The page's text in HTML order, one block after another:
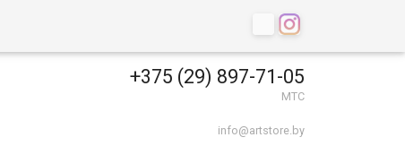
+375 (29) 897-71-05
МТС
info@artstore.by